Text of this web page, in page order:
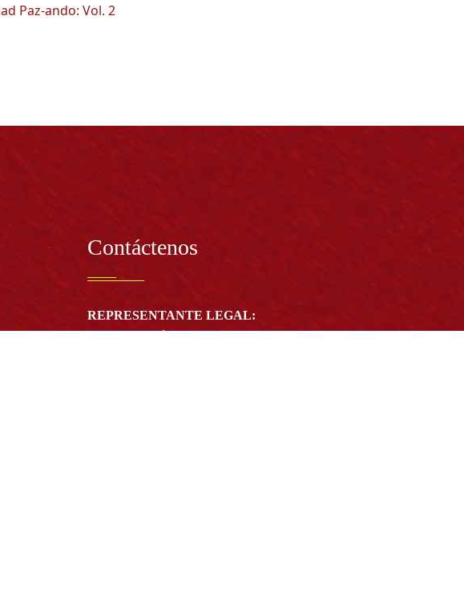
Paz-ando: Vol. 2
Contáctenos
REPRESENTANTE LEGAL:
Rector Dr. José Andelfo Lizcano Caro